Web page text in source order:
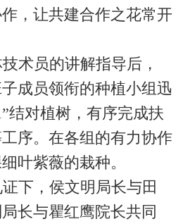
，让共建合作之花常开
术员的讲解指导后，
成员领衔的种植小组迅
结对植树，有序完成扶
序。在各组的有力协作
叶紫薇的栽种。
下，侯文明局长与田
长与瞿红鹰院长共同